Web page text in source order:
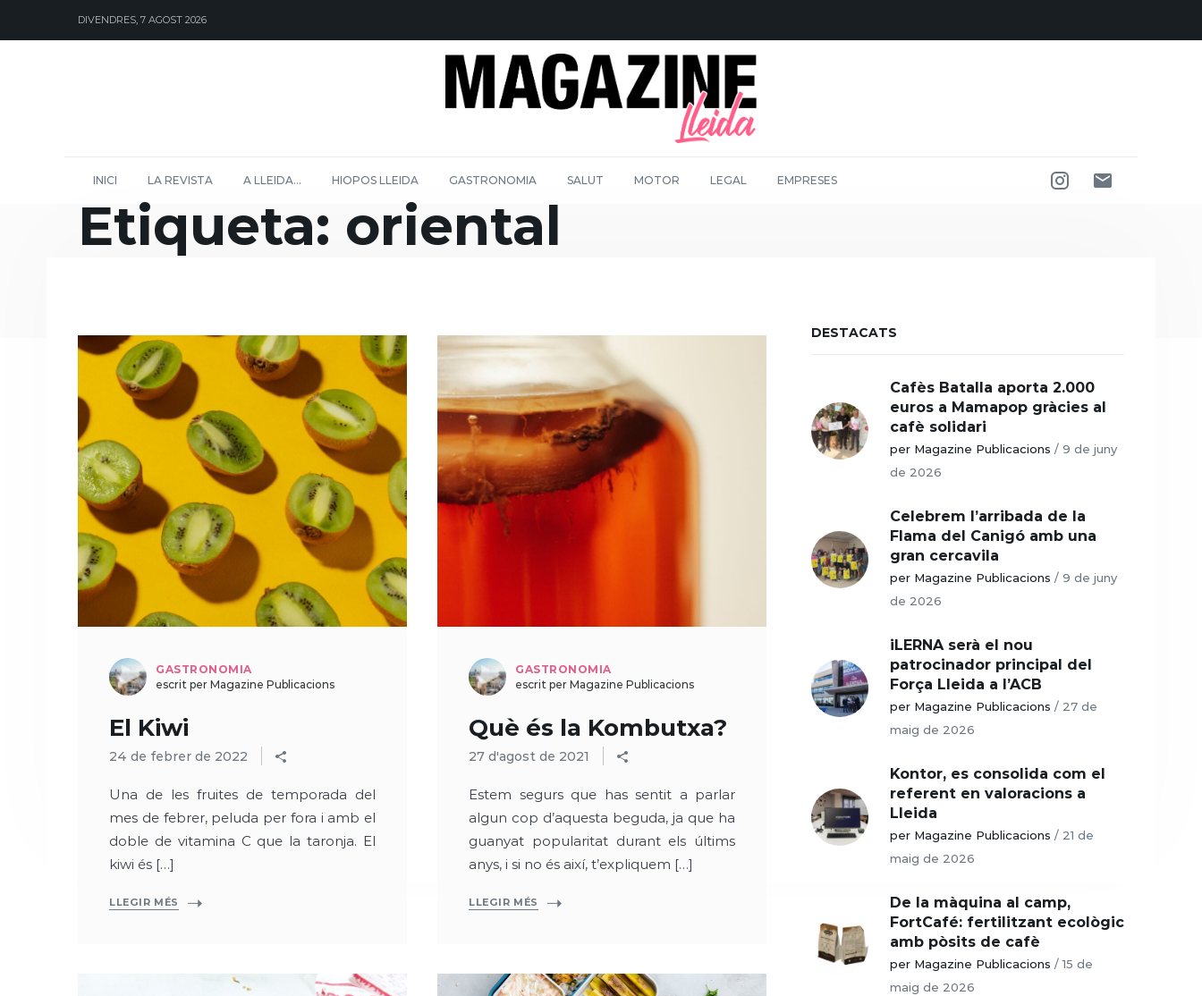
DIVENDRES, 7 AGOST 2026
INICI LA REVISTA A LLEIDA… HIOPOS LLEIDA GASTRONOMIA SALUT MOTOR LEGAL EMPRESES
Etiqueta: oriental
GASTRONOMIA
escrit per Magazine Publicacions
El Kiwi
24 de febrer de 2022
Una de les fruites de temporada del
mes de febrer, peluda per fora i amb el
doble de vitamina C que la taronja. El
kiwi és […]
LLEGIR MÉS
GASTRONOMIA
escrit per Magazine Publicacions
Què és la Kombutxa?
27 d'agost de 2021
Estem segurs que has sentit a parlar
algun cop d’aquesta beguda, ja que ha
guanyat popularitat durant els últims
anys, i si no és així, t’expliquem […]
LLEGIR MÉS
DESTACATS
Cafès Batalla aporta 2.000
euros a Mamapop gràcies al
cafè solidari
per Magazine Publicacions / 9 de juny
de 2026
Celebrem l’arribada de la
Flama del Canigó amb una
gran cercavila
per Magazine Publicacions / 9 de juny
de 2026
iLERNA serà el nou
patrocinador principal del
Força Lleida a l’ACB
per Magazine Publicacions / 27 de
maig de 2026
Kontor, es consolida com el
referent en valoracions a
Lleida
per Magazine Publicacions / 21 de
maig de 2026
De la màquina al camp,
FortCafé: fertilitzant ecològic
amb pòsits de cafè
per Magazine Publicacions /15 de
maig de 2026